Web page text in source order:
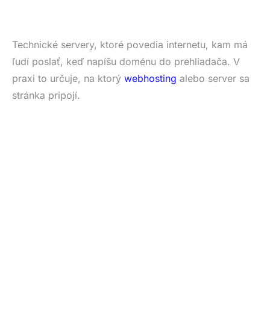
Technické servery, ktoré povedia internetu, kam má
ľudí poslať, keď napíšu doménu do prehliadača. V
praxi to určuje, na ktorý webhosting alebo server sa
stránka pripojí.